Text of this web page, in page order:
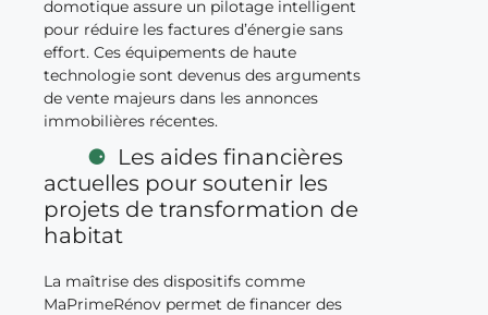
domotique assure un pilotage intelligent
pour réduire les factures d’énergie sans
effort. Ces équipements de haute
technologie sont devenus des arguments
de vente majeurs dans les annonces
immobilières récentes.
Les aides financières
actuelles pour soutenir les
projets de transformation de
habitat
La maîtrise des dispositifs comme
MaPrimeRénov permet de financer des